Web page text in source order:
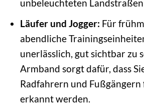
unbeleuchteten
Läufer und Jogger: Für
abendliche
unerlässlich, gut sichtbar zu
Armband sorgt dafür, dass
Radfahrern und
erkannt werden.